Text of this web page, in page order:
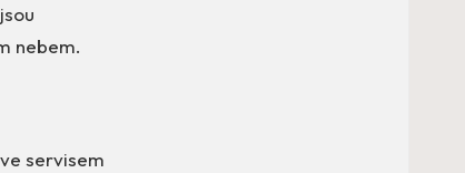
nebem.
servisem